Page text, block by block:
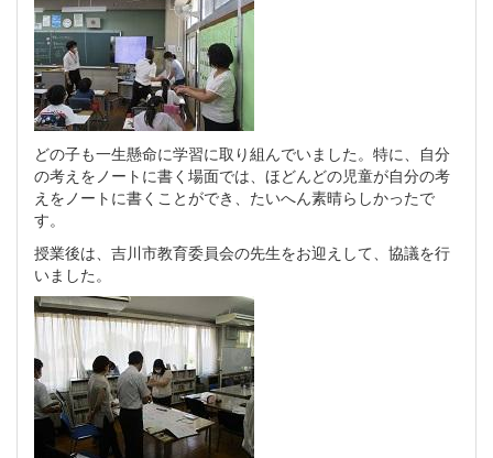
どの子も一生懸命に学習に取り組んでいました。特に、自分
の考えをノートに書く場面では、ほどんどの児童が自分の考
えをノートに書くことができ、たいへん素晴らしかったで
す。
授業後は、吉川市教育委員会の先生をお迎えして、協議を行
いました。